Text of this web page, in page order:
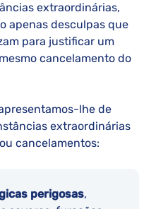
extraordinárias,
apenas desculpas que
para justificar um
cancelamento do
lhe de
extraordinárias
cancelamentos:
perigosas,